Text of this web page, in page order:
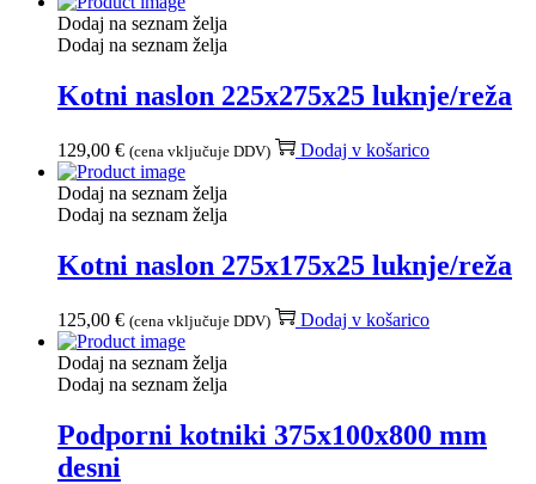
Dodaj na seznam želja
Dodaj na seznam želja
Kotni naslon 225x275x25 luknje/reža
129,00 € (cena vključuje DDV) Dodaj v košarico
Dodaj na seznam želja
Dodaj na seznam želja
Kotni naslon 275x175x25 luknje/reža
125,00 € (cena vključuje DDV) Dodaj v košarico
Dodaj na seznam želja
Dodaj na seznam želja
Podporni kotniki 375x100x800 mm
desni